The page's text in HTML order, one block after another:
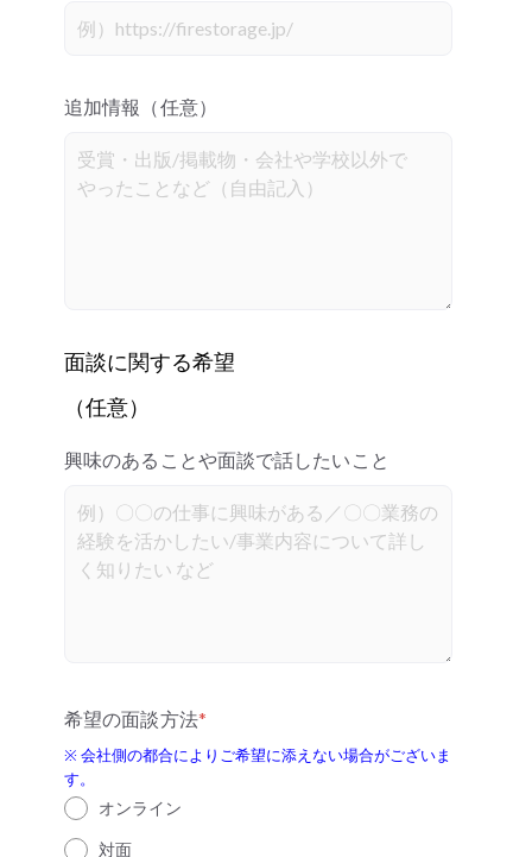
追加情報（任意）
面談に関する希望
（任意）
興味のあることや面談で話したいこと
希望の面談方法*
※ 会社側の都合によりご希望に添えない場合がございま
す。
オンライン
対面